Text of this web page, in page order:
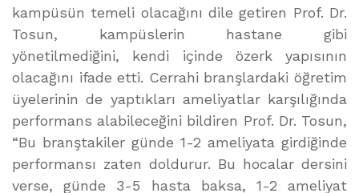
kampüsün temeli olacağını dile getiren Prof. Dr.
Tosun, kampüslerin hastane gibi
yönetilmediğini, kendi içinde özerk yapısının
olacağını ifade etti. Cerrahi branşlardaki öğretim
üyelerinin de yaptıkları ameliyatlar karşılığında
performans alabileceğini bildiren Prof. Dr. Tosun,
“Bu branştakiler günde 1-2 ameliyata girdiğinde
performansı zaten doldurur. Bu hocalar dersini
verse, günde 3-5 hasta baksa, 1-2 ameliyat